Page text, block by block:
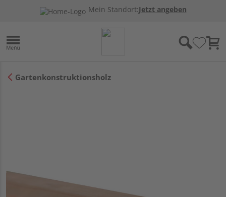
Mein Standort:Jetzt angeben
Gartenkonstruktionsholz